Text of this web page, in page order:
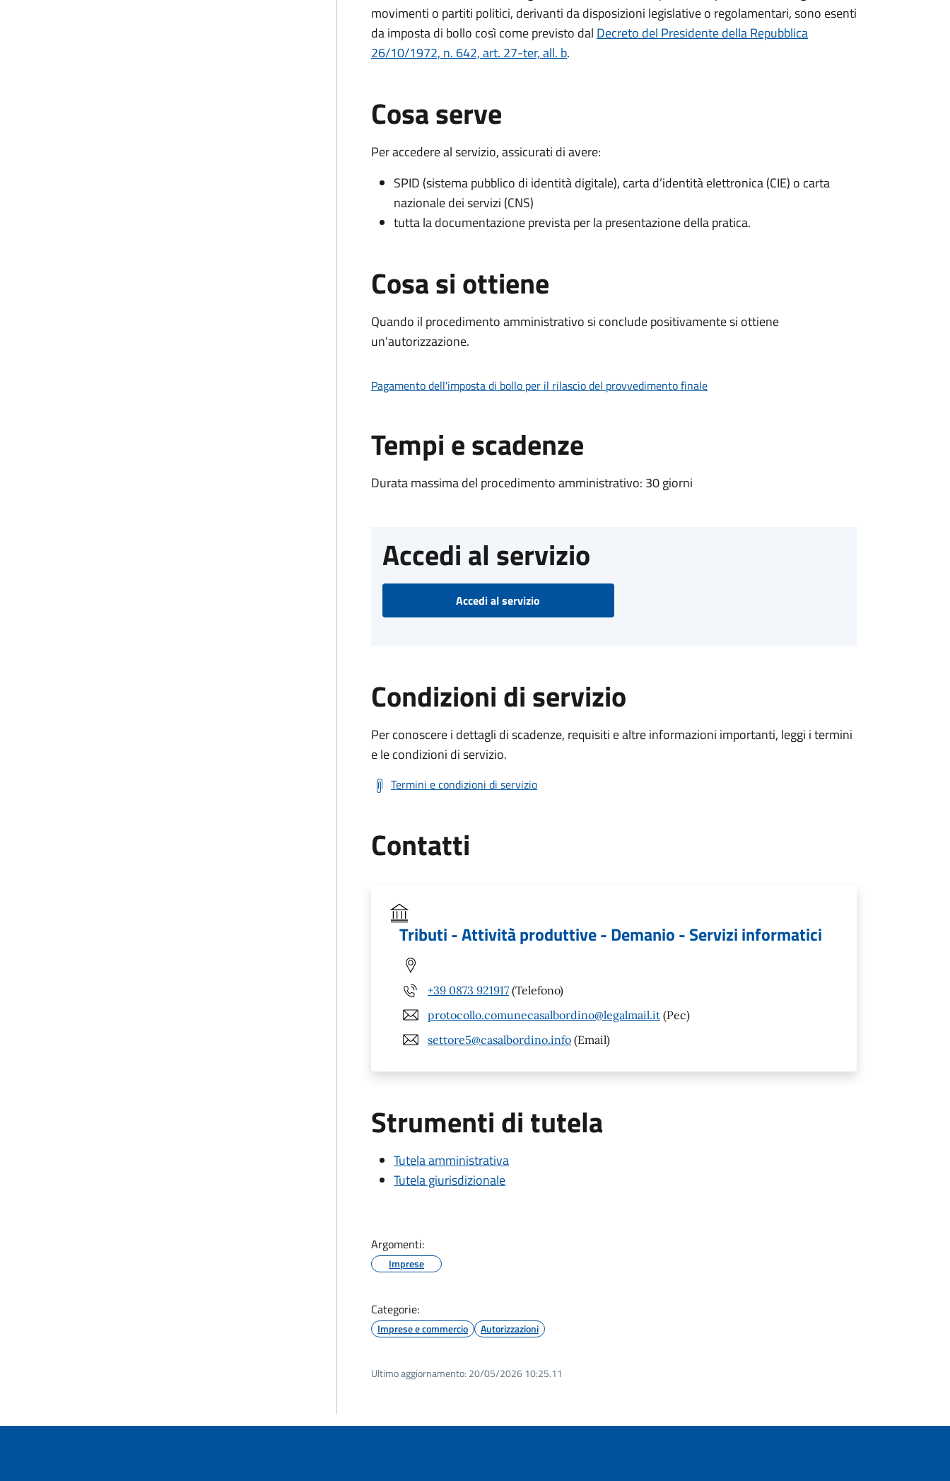
movimenti o partiti politici, derivanti da disposizioni legislative o regolamentari, sono esenti
da imposta di bollo così come previsto dal Decreto del Presidente della Repubblica
26/10/1972, n. 642, art. 27-ter, all. b.
Cosa serve
Per accedere al servizio, assicurati di avere:
SPID (sistema pubblico di identità digitale), carta d’identità elettronica (CIE) o carta
nazionale dei servizi (CNS)
tutta la documentazione prevista per la presentazione della pratica.
Cosa si ottiene
Quando il procedimento amministrativo si conclude positivamente si ottiene
un'autorizzazione.
Pagamento dell'imposta di bollo per il rilascio del provvedimento finale
Tempi e scadenze
Durata massima del procedimento amministrativo: 30 giorni
Accedi al servizio
Accedi al servizio
Condizioni di servizio
Per conoscere i dettagli di scadenze, requisiti e altre informazioni importanti, leggi i termini
e le condizioni di servizio.
Termini e condizioni di servizio
Contatti
Tributi - Attività produttive - Demanio - Servizi informatici
+39 0873 921917 (Telefono)
protocollo.comunecasalbordino@legalmail.it (Pec)
settore5@casalbordino.info (Email)
Strumenti di tutela
Tutela amministrativa
Tutela giurisdizionale
Argomenti:
Imprese
Categorie:
Imprese e commercio Autorizzazioni
Ultimo aggiornamento: 20/05/2026 10:25.11